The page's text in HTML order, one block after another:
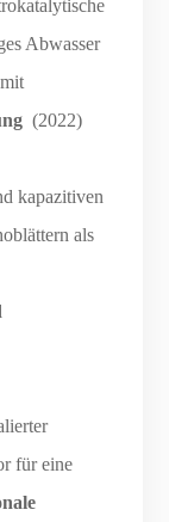
Abwasser
(2022)
kapazitiven
als
für eine